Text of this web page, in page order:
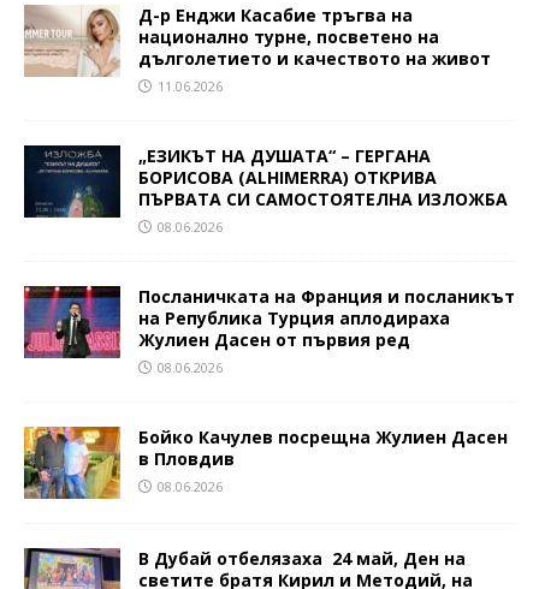
Д-р Енджи Касабие тръгва на
национално турне, посветено на
дълголетието и качеството на живот
11.06.2026
„ЕЗИКЪТ НА ДУШАТА“ – ГЕРГАНА
БОРИСОВА (ALHIMERRA) ОТКРИВА
ПЪРВАТА СИ САМОСТОЯТЕЛНА ИЗЛОЖБА
08.06.2026
Посланичката на Франция и посланикът
на Република Турция аплодираха
Жулиен Дасен от първия ред
08.06.2026
Бойко Качулев посрещна Жулиен Дасен
в Пловдив
08.06.2026
В Дубай отбелязаха 24 май, Ден на
светите братя Кирил и Методий, на